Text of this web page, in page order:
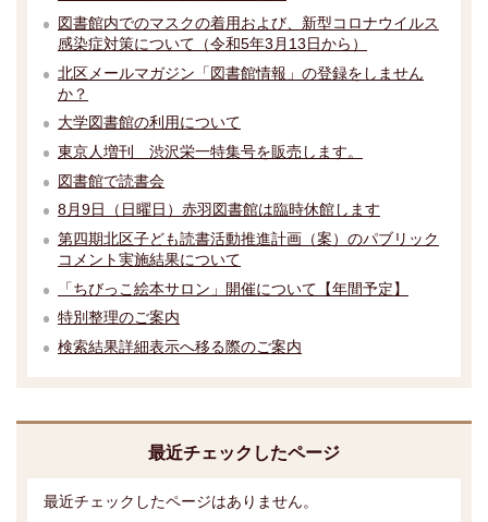
図書館内でのマスクの着用および、新型コロナウイルス
感染症対策について（令和5年3月13日から）
北区メールマガジン「図書館情報」の登録をしません
か？
大学図書館の利用について
東京人増刊 渋沢栄一特集号を販売します。
図書館で読書会
8月9日（日曜日）赤羽図書館は臨時休館します
第四期北区子ども読書活動推進計画（案）のパブリック
コメント実施結果について
「ちびっこ絵本サロン」開催について【年間予定】
特別整理のご案内
検索結果詳細表示へ移る際のご案内
最近チェックしたページ
最近チェックしたページはありません。